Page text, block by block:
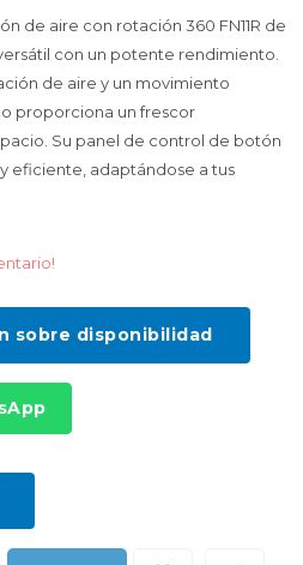
de aire con rotación 360 FN11R de
con un potente rendimiento.
de aire y un movimiento
proporciona un frescor
Su panel de control de botón
eficiente, adaptándose a tus
sobre disponibilidad